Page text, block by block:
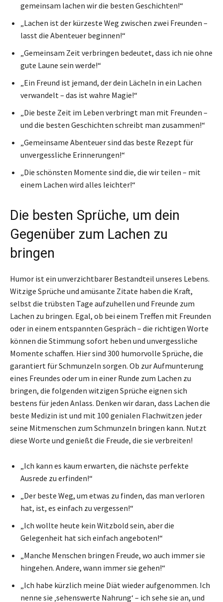
gemeinsam lachen wir die besten Geschichten!“
„Lachen ist der kürzeste Weg zwischen zwei Freunden –
lasst die Abenteuer beginnen!“
„Gemeinsam Zeit verbringen bedeutet, dass ich nie ohne
gute Laune sein werde!“
„Ein Freund ist jemand, der dein Lächeln in ein Lachen
verwandelt – das ist wahre Magie!“
„Die beste Zeit im Leben verbringt man mit Freunden –
und die besten Geschichten schreibt man zusammen!“
„Gemeinsame Abenteuer sind das beste Rezept für
unvergessliche Erinnerungen!“
„Die schönsten Momente sind die, die wir teilen – mit
einem Lachen wird alles leichter!“
Die besten Sprüche, um dein
Gegenüber zum Lachen zu
bringen
Humor ist ein unverzichtbarer Bestandteil unseres Lebens.
Witzige Sprüche und amüsante Zitate haben die Kraft,
selbst die trübsten Tage aufzuhellen und Freunde zum
Lachen zu bringen. Egal, ob bei einem Treffen mit Freunden
oder in einem entspannten Gespräch – die richtigen Worte
können die Stimmung sofort heben und unvergessliche
Momente schaffen. Hier sind 300 humorvolle Sprüche, die
garantiert für Schmunzeln sorgen. Ob zur Aufmunterung
eines Freundes oder um in einer Runde zum Lachen zu
bringen, die folgenden witzigen Sprüche eignen sich
bestens für jeden Anlass. Denken wir daran, dass Lachen die
beste Medizin ist und mit 100 genialen Flachwitzen jeder
seine Mitmenschen zum Schmunzeln bringen kann. Nutzt
diese Worte und genießt die Freude, die sie verbreiten!
„Ich kann es kaum erwarten, die nächste perfekte
Ausrede zu erfinden!“
„Der beste Weg, um etwas zu finden, das man verloren
hat, ist, es einfach zu vergessen!“
„Ich wollte heute kein Witzbold sein, aber die
Gelegenheit hat sich einfach angeboten!“
„Manche Menschen bringen Freude, wo auch immer sie
hingehen. Andere, wann immer sie gehen!“
„Ich habe kürzlich meine Diät wieder aufgenommen. Ich
nenne sie ‚sehenswerte Nahrung‘ – ich sehe sie an, und